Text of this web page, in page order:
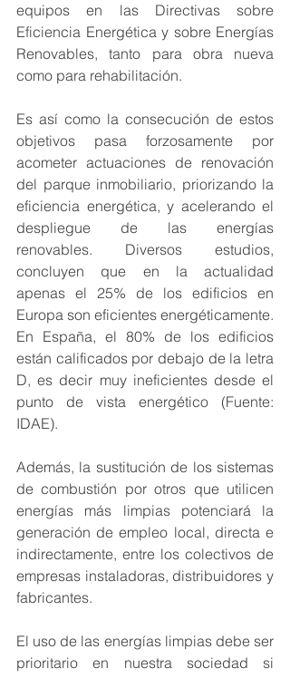
equipos en las Directivas sobre
Eficiencia Energética y sobre Energías
Renovables, tanto para obra nueva
como para rehabilitación.
Es así como la consecución de estos
objetivos pasa forzosamente por
acometer actuaciones de renovación
del parque inmobiliario, priorizando la
eficiencia energética, y acelerando el
despliegue de las energías
renovables. Diversos estudios,
concluyen que en la actualidad
apenas el 25% de los edificios en
Europa son eficientes energéticamente.
En España, el 80% de los edificios
están calificados por debajo de la letra
D, es decir muy ineficientes desde el
punto de vista energético (Fuente:
IDAE).
Además, la sustitución de los sistemas
de combustión por otros que utilicen
energías más limpias potenciará la
generación de empleo local, directa e
indirectamente, entre los colectivos de
empresas instaladoras, distribuidores y
fabricantes.
El uso de las energías limpias debe ser
prioritario en nuestra sociedad si